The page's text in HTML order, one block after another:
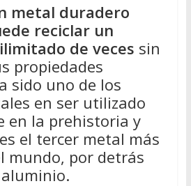
metal duradero
reciclar un
de veces sin
propiedades
sido uno de los
en ser utilizado
en la prehistoria y
el tercer metal más
mundo, por detrás